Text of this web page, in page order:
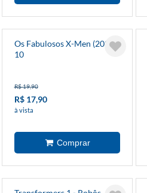
Os Fabulosos X-Men (2025)
10
R$ 19,90
R$ 17,90
à vista